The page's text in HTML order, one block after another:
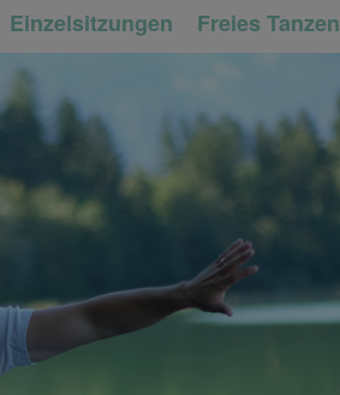
Einzelsitzungen Freies Tanzen